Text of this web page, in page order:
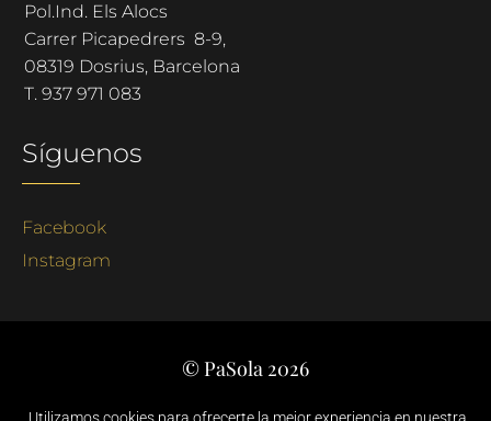
Pol.Ind. Els Alocs
Carrer Picapedrers 8-9,
08319 Dosrius, Barcelona
T. 937 971 083
Síguenos
Facebook
Instagram
© PaSola 2026